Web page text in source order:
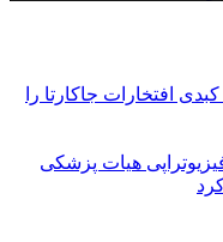
افتخارات جاکارتا را
هیات پزشکی